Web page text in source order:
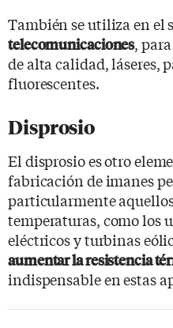
También se utiliza en el
telecomunicaciones,
de alta calidad, láseres,
fluorescentes.
Disprosio
El disprosio es otro
fabricación de imanes
particularmente
temperaturas, como los
eléctricos y turbinas
aumentar la resistencia
indispensable en estas